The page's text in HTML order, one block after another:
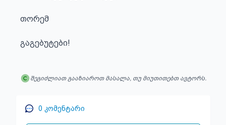
თორემ
გაგებუტები!
შეგიძლიათ გააზიაროთ მასალა, თუ მიუთითებთ ავტორს.
0 კომენტარი